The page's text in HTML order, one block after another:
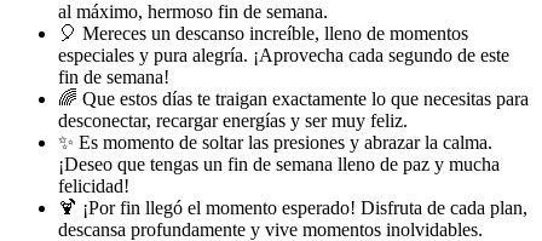
al máximo, hermoso fin de semana.
🎈 Mereces un descanso increíble, lleno de momentos
especiales y pura alegría. ¡Aprovecha cada segundo de este
fin de semana!
🌈 Que estos días te traigan exactamente lo que necesitas para
desconectar, recargar energías y ser muy feliz.
✨ Es momento de soltar las presiones y abrazar la calma.
¡Deseo que tengas un fin de semana lleno de paz y mucha
felicidad!
🍹 ¡Por fin llegó el momento esperado! Disfruta de cada plan,
descansa profundamente y vive momentos inolvidables.